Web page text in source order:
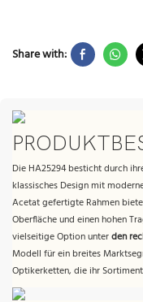
Share with:
Die HA25294 besticht durch
klassisches Design mit
Acetat gefertigte Rahmen
Oberfläche und einen hohen
vielseitige Option unterden
Modell für ein breites
Optikerketten, die ihr